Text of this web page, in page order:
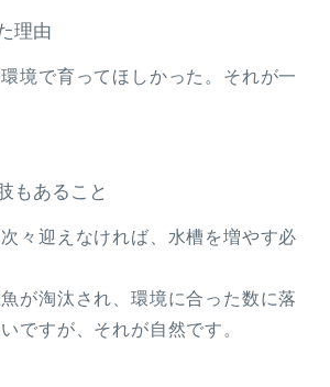
理由
境で育ってほしかった。それが一
もあること
々迎えなければ、水槽を増やす必
が淘汰され、環境に合った数に落
ですが、それが自然です。